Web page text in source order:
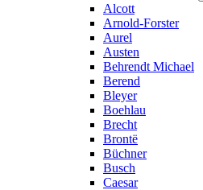
Alcott
Arnold-Forster
Aurel
Austen
Behrendt Michael
Berend
Bleyer
Boehlau
Brecht
Brontë
Büchner
Busch
Caesar